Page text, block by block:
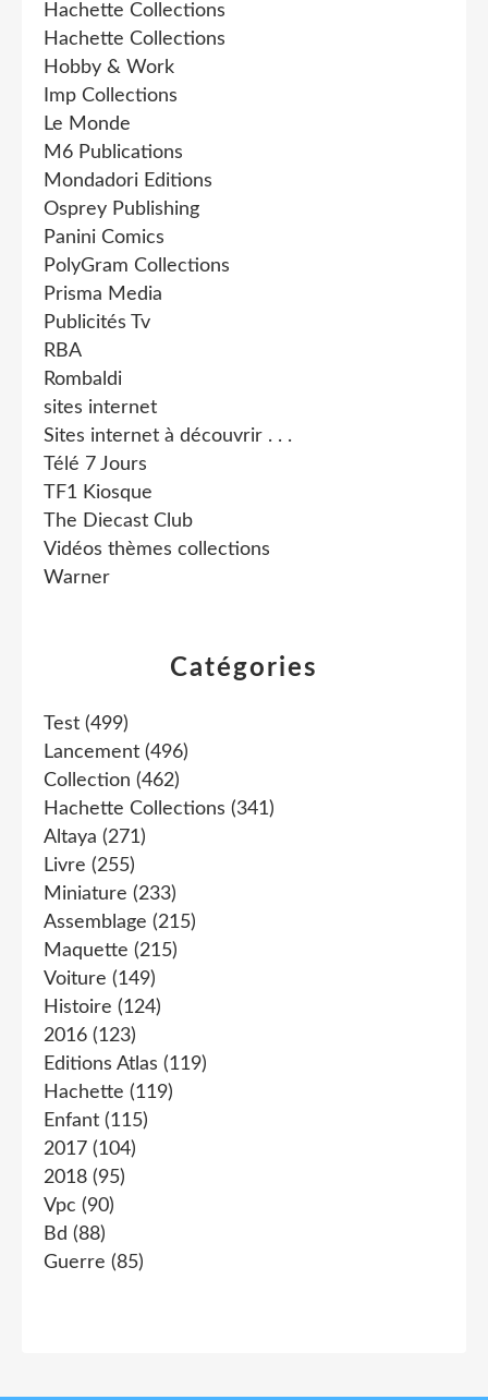
Catégories
Test (499)
Lancement (496)
Collection (462)
Hachette Collections (341)
Altaya (271)
Livre (255)
Miniature (233)
Assemblage (215)
Maquette (215)
Voiture (149)
Histoire (124)
2016 (123)
Editions Atlas (119)
Hachette (119)
Enfant (115)
2017 (104)
2018 (95)
Vpc (90)
Bd (88)
Guerre (85)
Hachette Collections
Hachette Collections
Hobby & Work
Imp Collections
Le Monde
M6 Publications
Mondadori Editions
Osprey Publishing
Panini Comics
PolyGram Collections
Prisma Media
Publicités Tv
RBA
Rombaldi
sites internet
Sites internet à découvrir . . .
Télé 7 Jours
TF1 Kiosque
The Diecast Club
Vidéos thèmes collections
Warner